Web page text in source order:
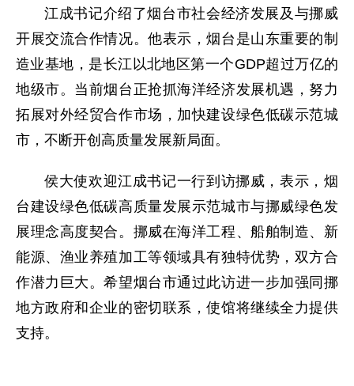
江成书记介绍了烟台市社会经济发展及与挪威
开展交流合作情况。他表示，烟台是山东重要的制
造业基地，是长江以北地区第一个GDP超过万亿的
地级市。当前烟台正抢抓海洋经济发展机遇，努力
拓展对外经贸合作市场，加快建设绿色低碳示范城
市，不断开创高质量发展新局面。
侯大使欢迎江成书记一行到访挪威，表示，烟
台建设绿色低碳高质量发展示范城市与挪威绿色发
展理念高度契合。挪威在海洋工程、船舶制造、新
能源、渔业养殖加工等领域具有独特优势，双方合
作潜力巨大。希望烟台市通过此访进一步加强同挪
地方政府和企业的密切联系，使馆将继续全力提供
支持。